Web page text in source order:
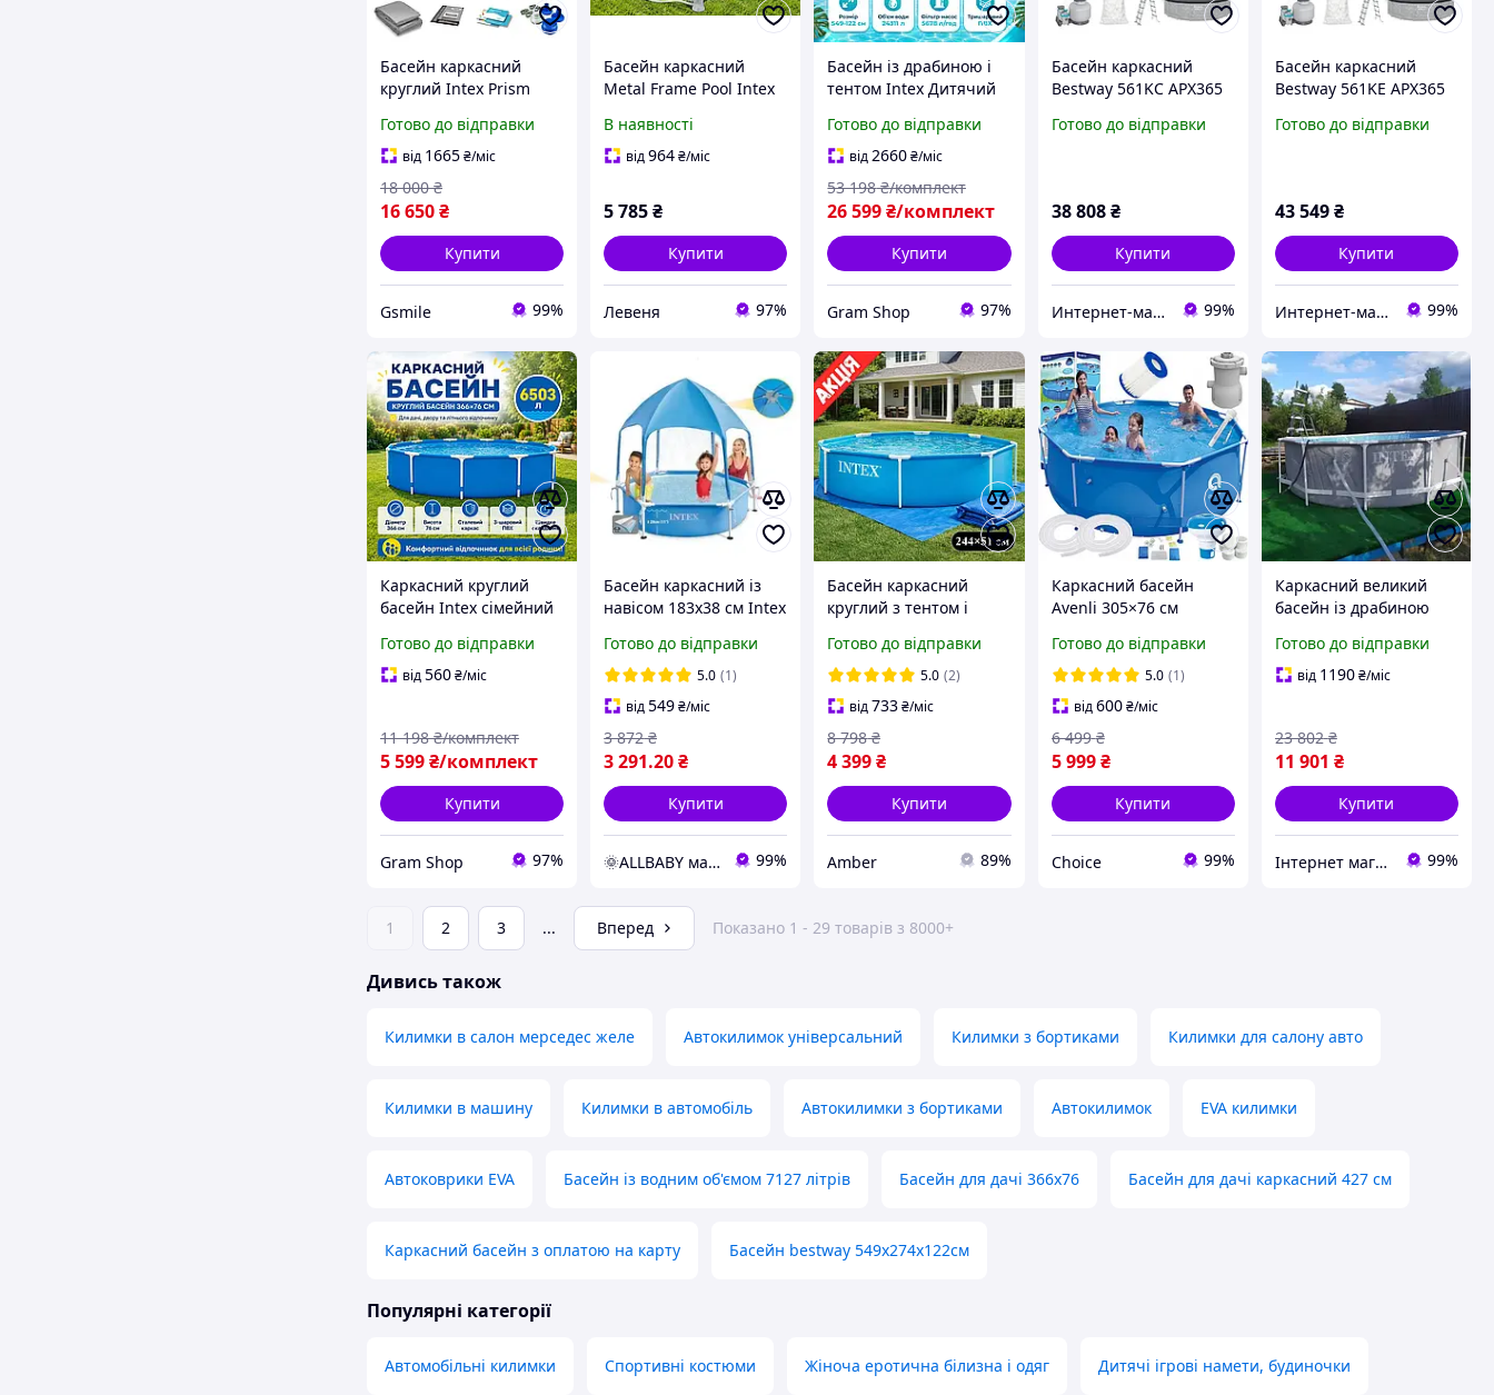
Басейн каркасний
круглий Intex Prism
сірий для саду та дачі
427х107 см повна
комплектація
Готово до відправки
від 1665₴/міс
16 650₴
18 000 ₴
Купити
Gsmile 99%
Басейн каркасний
Metal Frame Pool Intex
фільтром насосом
В наявності
від964₴/міс
5 785₴
Купити
Левеня 97%
Басейн із драбиною і
тентом Intex Дитячий
Великий каркасний
басейн для всієї
родини 549×122 см
Басейн для дачі
Готово до відправки
від2660₴/міс
26 599₴/комплект
53 198 ₴/комплект
Купити
Gram Shop 97%
Басейн каркасний
Bestway 561KC APX365
комплект із системою
Готово до відправки
38 808 ₴
Купити
Интернет-магазин "Intex-ua" 99%
Басейн каркасний
Bestway 561KE APX365
комплект із системою
Готово до відправки
43 549₴
Купити
Интернет-магазин "Intex-ua" 99%
Каркасний круглий
басейн Intex сімейний
збірний літній для
плавання 366х76см
Готово до відправки
від560₴/міс
5 599₴/комплект
11 198 ₴/комплект
Купити
Gram Shop 97%
Басейн каркасний із
навісом 183x38 см Intex
POOL 28209, душ
Готово до відправки
5.0 (1)
від549₴/міс
3 291.20₴
3 872 ₴
Купити
🌞ALLBABY магазин товарів для дітей 99%
Басейн каркасний
круглий з тентом і
ПВХ Великий збірний
сімейний Переносний
Для дорослих і дітей
Готово до відправки
5.0 (2)
від733₴/міс
4 399₴
8 798 ₴
Купити
Amber 89%
Каркасний басейн
Avenli 305×76 см
термометром, повний
комплект
Готово до відправки
5.0 (1)
від600 ₴/міс
5 999 ₴
6 499 ₴
Купити
Choice 99%
Каркасний великий
басейн із драбиною
Басейни з
картриджним фільтром
Готово до відправки
від 1190₴/міс
11 901 ₴
23 802 ₴
Купити
Інтернет магазин «Electro Dream» 🛒 Компетентність! Якість товару! Швидка відправка! ✅ 99%
1 2 3 ... Вперед Показано 1 - 29 товарів з 8000+
Дивись також
Килимки в салон мерседес желе Автокилимок універсальний Килимки з бортиками Килимки для салону авто
Килимки в машину Килимки в автомобіль Автокилимки з бортиками Автокилимок EVA килимки
Автоковрики EVA Басейн із водним об'ємом 7127 літрів Басейн для дачі 366х76 Басейн для дачі каркасний 427 см
Каркасний басейн з оплатою на карту Басейн bestway 549х274х122см
Популярні категорії
Автомобільні килимки Спортивні костюми Жіноча еротична білизна і одяг Дитячі ігрові намети, будиночки